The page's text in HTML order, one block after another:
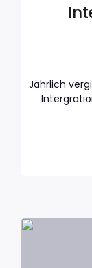
Jährlich